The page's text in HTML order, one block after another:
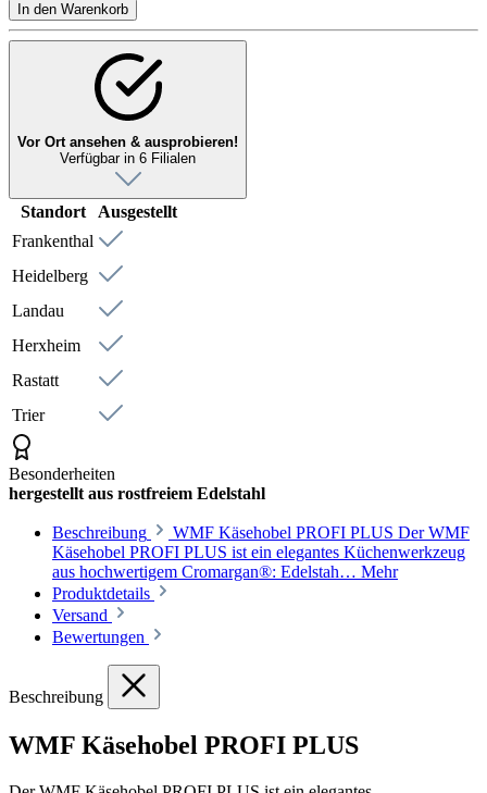
In den Warenkorb
Vor Ort ansehen & ausprobieren!
Verfügbar in 6 Filialen
Standort
Ausgestellt
Frankenthal
Heidelberg
Landau
Herxheim
Rastatt
Trier
Besonderheiten
hergestellt aus rostfreiem Edelstahl
Beschreibung
WMF Käsehobel PROFI PLUS Der WMF
Käsehobel PROFI PLUS ist ein elegantes Küchenwerkzeug
aus hochwertigem Cromargan®: Edelstah… Mehr
Produktdetails
Versand
Bewertungen
Beschreibung
WMF Käsehobel PROFI PLUS